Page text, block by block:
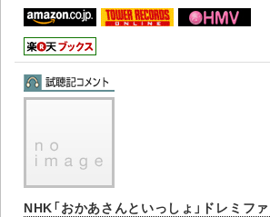
NHK「おかあさんといっしょ」ドレミフ